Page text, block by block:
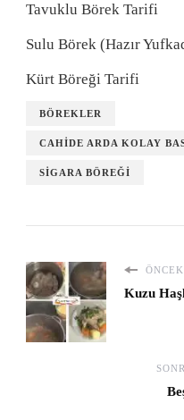
Tavuklu Börek Tarifi
Sulu Börek (Hazır
Kürt Böreği Tarifi
BÖREKLER
CAHIDE ARDA KOLAY
SIGARA BÖREĞI
Kuzu